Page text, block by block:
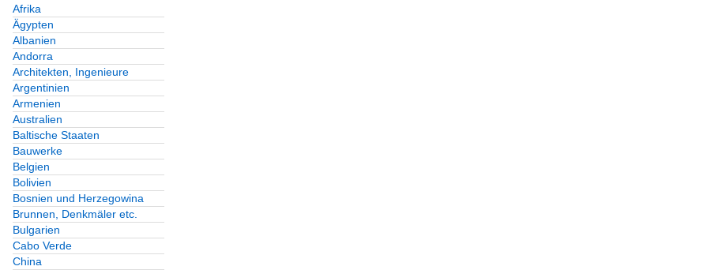
Afrika
Ägypten
Albanien
Andorra
Architekten, Ingenieure
Argentinien
Armenien
Australien
Baltische Staaten
Bauwerke
Belgien
Bolivien
Bosnien und Herzegowina
Brunnen, Denkmäler etc.
Bulgarien
Cabo Verde
China